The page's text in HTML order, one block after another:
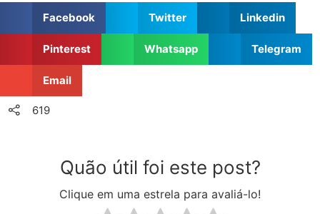
Facebook Twitter Linkedin
Pinterest Whatsapp Telegram
Email
619
Quão útil foi este post?
Clique em uma estrela para avaliá-lo!